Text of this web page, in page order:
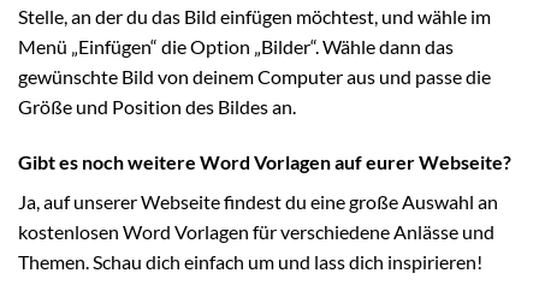
Stelle, an der du das Bild einfügen möchtest, und wähle im
Menü „Einfügen“ die Option „Bilder“. Wähle dann das
gewünschte Bild von deinem Computer aus und passe die
Größe und Position des Bildes an.
Gibt es noch weitere Word Vorlagen auf eurer Webseite?
Ja, auf unserer Webseite findest du eine große Auswahl an
kostenlosen Word Vorlagen für verschiedene Anlässe und
Themen. Schau dich einfach um und lass dich inspirieren!